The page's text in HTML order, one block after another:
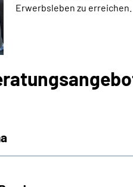
Erwerbsleben zu erreichen.